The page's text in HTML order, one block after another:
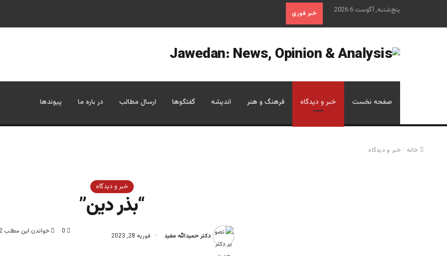
پنج‌شنبه, آگوست 6 2026 خبر فوری
صفحه نخست خبر و دیدگاه فرهنگ و هنر اندیشه گفتگوها ارسال مطالب در باره ما پیوندها
خانه /خبر و دیدگاه
خبر و دیدگاه
“بذر دین”
دکتر حمیدالله مفید فوریه 28, 2023
0 خواندن این مطلب 2 دقیقه زمان میبرد